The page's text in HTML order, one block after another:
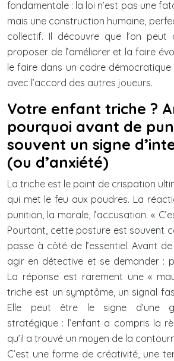
fondamentale : la loi n’est pas une
mais une construction humaine,
collectif. Il découvre que l’on peut
proposer de l’améliorer et la faire
le faire dans un cadre
avec l’accord des autres joueurs.
Votre enfant triche ?
pourquoi avant de
souvent un signe
(ou d’anxiété)
La triche est le point de crispation
qui met le feu aux poudres. La
punition, la morale, l’accusation. «
Pourtant, cette posture est souvent
passe à côté de l’essentiel. Avant
agir en détective et se demander :
La réponse est rarement une «
triche est un symptôme, un signal
Elle peut être le signe d’une
stratégique : l’enfant a compris la
qu’il a trouvé un moyen de la
C’est une forme de créativité, une